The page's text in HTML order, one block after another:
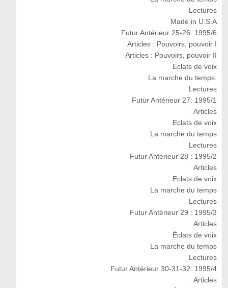
Lectures
Made in U.S.A
Futur Antérieur 25-26: 1995/6
Articles : Pouvoirs, pouvoir I
Articles : Pouvoirs, pouvoir II
Eclats de voix
La marche du temps.
Lectures
Futur Antérieur 27: 1995/1
Articles
Eclats de voix
La marche du temps
Lectures
Futur Antérieur 28 : 1995/2
Articles
Eclats de voix
La marche du temps
Lectures
Futur Antérieur 29 : 1995/3
Articles
Éclats de voix
La marche du temps
Lectures
Futur Antérieur 30-31-32: 1995/4
Articles